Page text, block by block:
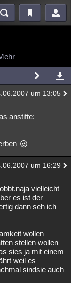
Kriminalfälle
Ufologie
Literatur
Filme
English
Geschlossen
um 13:05
anstifte:
um 16:29
vielleicht
es ist der
dann seh ich
wollen
stellen wollen
sies ja mit einem
weil es
sindsie auch